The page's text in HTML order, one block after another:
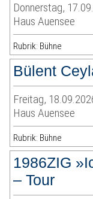
Donnerstag,
Haus Auensee
Rubrik: Bühne
Bülent
Freitag,
Haus Auensee
Rubrik: Bühne
1986ZIG
– Tour